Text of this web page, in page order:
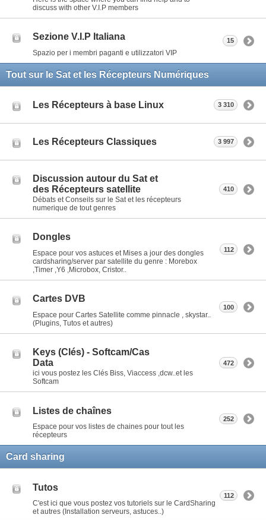
discuss with other V.I.P members
Sezione V.I.P Italiana
Spazio per i membri paganti e utilizzatori VIP
15
Tout sur le Sat et les Récepteurs Numériques
Les Récepteurs à base Linux 3 310
Les Récepteurs Classiques 3 997
Discussion autour du Sat et
des Récepteurs satellite
Débats et Conseils sur le Sat et les récepteurs
numerique de tout genres
410
Dongles
Espace pour vos astuces et Mises a jour des dongles
cardsharing/server par satellite du genre : Morebox
,Timer ,Y6 ,Microbox, Cristor..
112
Cartes DVB
Espace pour Cartes Satellite comme pinnacle , skystar..
(Plugins, Tutos et autres)
100
Keys (Clés) - Softcam/Cas
Data
ici vous postez les Clés Biss, Viaccess ,dcw..et les
Softcam
472
Listes de chaînes
Espace pour vos listes de chaines pour tout les
récepteurs
252
Card sharing
Tutos
C'est ici que vous postez vos tutoriels sur le CardSharing
et autres (Installation serveurs, astuces..)
112